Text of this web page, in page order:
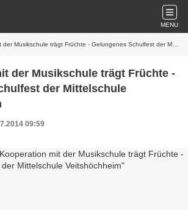
MENU
trägt Früchte - Gelungenes Schulfest der Mittelschule Veitshöchheim
der Musikschule trägt Früchte -
der Mittelschule
09:59